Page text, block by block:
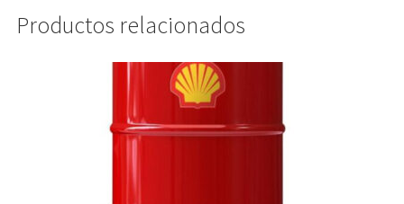
Productos relacionados